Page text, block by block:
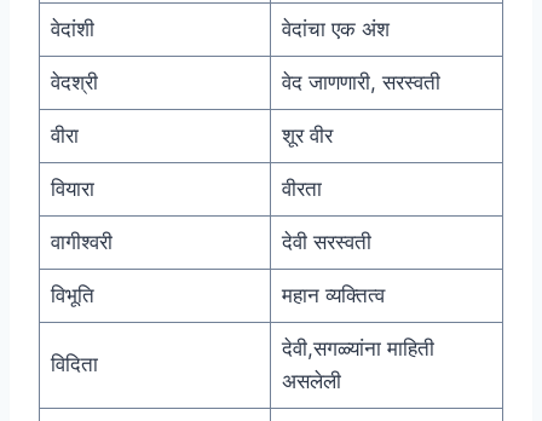
वेदांशी वेदांचा एक अंश
वेदश्री वेद जाणणारी, सरस्वती
वीरा शूर वीर
वियारा वीरता
वागीश्वरी देवी सरस्वती
विभूति महान व्यक्तित्व
विदिता
देवी,सगळ्यांना माहिती
असलेली